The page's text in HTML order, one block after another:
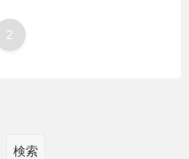
2
検索